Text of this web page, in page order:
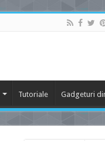
Tutoriale Gadgeturi